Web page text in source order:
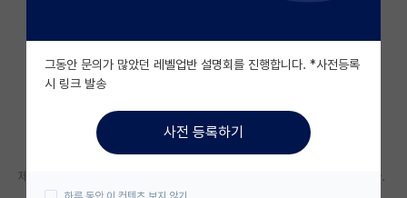
자유 게시판(아무개랩)
미국 유학 게시판
미국 대학원 합격 후기 게시판
대학원생 모집 게시판
제가 여기 커뮤니티 성향을 잘 몰라 두서 없이 글쓰는 점 양해부탁드립니다.
그동안 문의가 많았던 레벨업반 설명회를 진행합니다. *사전등록
시 링크 발송
사전 등록하기